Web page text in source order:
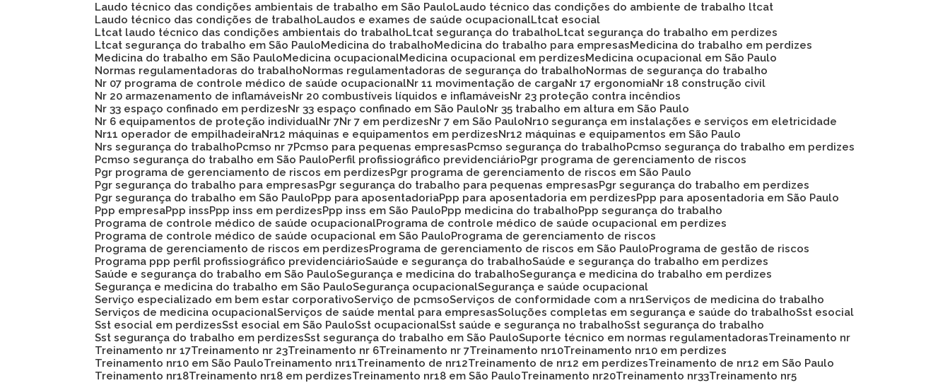
Laudo técnico das condições ambientais de trabalho em São Paulo
Laudo técnico das condições do ambiente de trabalho ltcat
Laudo técnico das condições de trabalho
Laudos e exames de saúde ocupacional Ltcat esocial
Ltcat laudo técnico das condições ambientais do trabalho
Ltcat segurança do trabalho
Ltcat segurança do trabalho em perdizes
Ltcat segurança do trabalho em São Paulo
Medicina do trabalho Medicina do trabalho para empresas
Medicina do trabalho em perdizes
Medicina do trabalho em São Paulo
Medicina ocupacional Medicina ocupacional em perdizes
Medicina ocupacional em São Paulo
Normas regulamentadoras do trabalho
Normas regulamentadoras de segurança do trabalho
Normas de segurança do trabalho
Nr 07 programa de controle médico de saúde ocupacional
Nr 11 movimentação de carga Nr 17 ergonomia
Nr 18 construção civil
Nr 20 armazenamento de inflamáveis
Nr 20 combustíveis líquidos e inflamáveis
Nr 23 proteção contra incêndios
Nr 33 espaço confinado em perdizes
Nr 33 espaço confinado em São Paulo
Nr 35 trabalho em altura em São Paulo
Nr 6 equipamentos de proteção individual
Nr 7 Nr 7 em perdizes Nr 7 em São Paulo
Nr10 segurança em instalações e serviços em eletricidade
Nr11 operador de empilhadeira
Nr12 máquinas e equipamentos em perdizes
Nr12 máquinas e equipamentos em São Paulo
Nrs segurança do trabalho
Pcmso nr 7 Pcmso para pequenas empresas Pcmso segurança do trabalho
Pcmso segurança do trabalho em perdizes
Pcmso segurança do trabalho em São Paulo
Perfil profissiográfico previdenciário
Pgr programa de gerenciamento de riscos
Pgr programa de gerenciamento de riscos em perdizes
Pgr programa de gerenciamento de riscos em São Paulo
Pgr segurança do trabalho para empresas
Pgr segurança do trabalho para pequenas empresas
Pgr segurança do trabalho em perdizes
Pgr segurança do trabalho em São Paulo
Ppp para aposentadoria Ppp para aposentadoria em perdizes
Ppp para aposentadoria em São Paulo
Ppp empresa Ppp inss Ppp inss em perdizes Ppp inss em São Paulo Ppp medicina do trabalho
Ppp segurança do trabalho
Programa de controle médico de saúde ocupacional Programa de controle médico de saúde ocupacional em perdizes
Programa de controle médico de saúde ocupacional em São Paulo
Programa de gerenciamento de riscos
Programa de gerenciamento de riscos em perdizes
Programa de gerenciamento de riscos em São Paulo
Programa de gestão de riscos
Programa ppp perfil profissiográfico previdenciário Saúde e segurança do trabalho Saúde e segurança do trabalho em perdizes
Saúde e segurança do trabalho em São Paulo Segurança e medicina do trabalho Segurança e medicina do trabalho em perdizes
Segurança e medicina do trabalho em São Paulo Segurança ocupacional Segurança e saúde ocupacional
Serviço especializado em bem estar corporativo Serviço de pcmso Serviços de conformidade com a nr1 Serviços de medicina do trabalho
Serviços de medicina ocupacional Serviços de saúde mental para empresas Soluções completas em segurança e saúde do trabalho Sst esocial
Sst esocial em perdizes Sst esocial em São Paulo Sst ocupacional Sst saúde e segurança no trabalho Sst segurança do trabalho
Sst segurança do trabalho em perdizes Sst segurança do trabalho em São Paulo Suporte técnico em normas regulamentadoras
Treinamento nr
Treinamento nr 17
Treinamento nr 23 Treinamento nr 6 Treinamento nr 7 Treinamento nr10
Treinamento nr10 em perdizes
Treinamento nr10 em São Paulo
Treinamento nr11 Treinamento de nr12 Treinamento de nr12 em perdizes
Treinamento de nr12 em São Paulo
Treinamento nr18
Treinamento nr18 em perdizes Treinamento nr18 em São Paulo Treinamento nr20 Treinamento nr33 Treinamento nr5